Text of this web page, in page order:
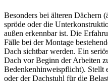
Besonders bei älteren Dächern
spröde oder die
außen erkennbar ist. Die
Fälle bei der Montage
Dach sichtbar werden. Ein
Dach vor Beginn der Arbeiten
Bedenkenhinweispflicht). Stellt
oder der Dachstuhl für die